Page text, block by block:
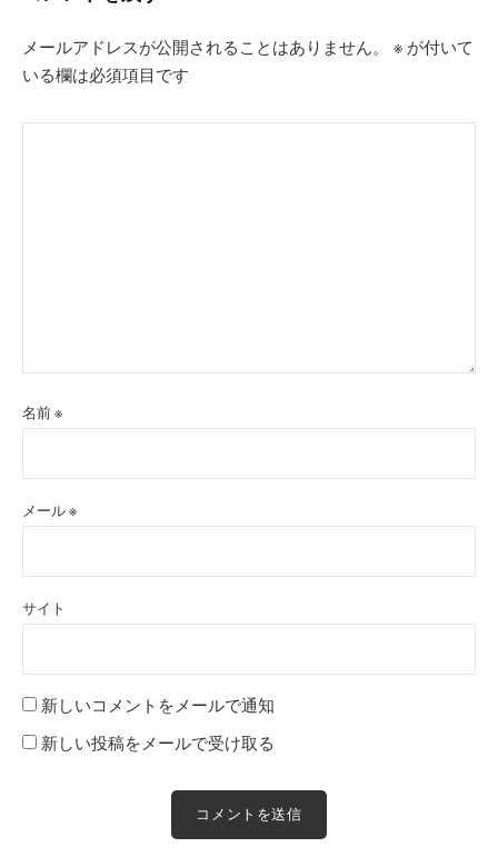
メールアドレスが公開されることはありません。 ※ が付いて
いる欄は必須項目です
名前※
メール※
サイト
新しいコメントをメールで通知
新しい投稿をメールで受け取る